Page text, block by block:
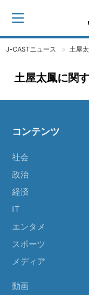
J-CASTニュース 土屋
土屋太鳳に関
コンテンツ
社会
政治
経済
IT
エンタメ
スポーツ
メディア
動画